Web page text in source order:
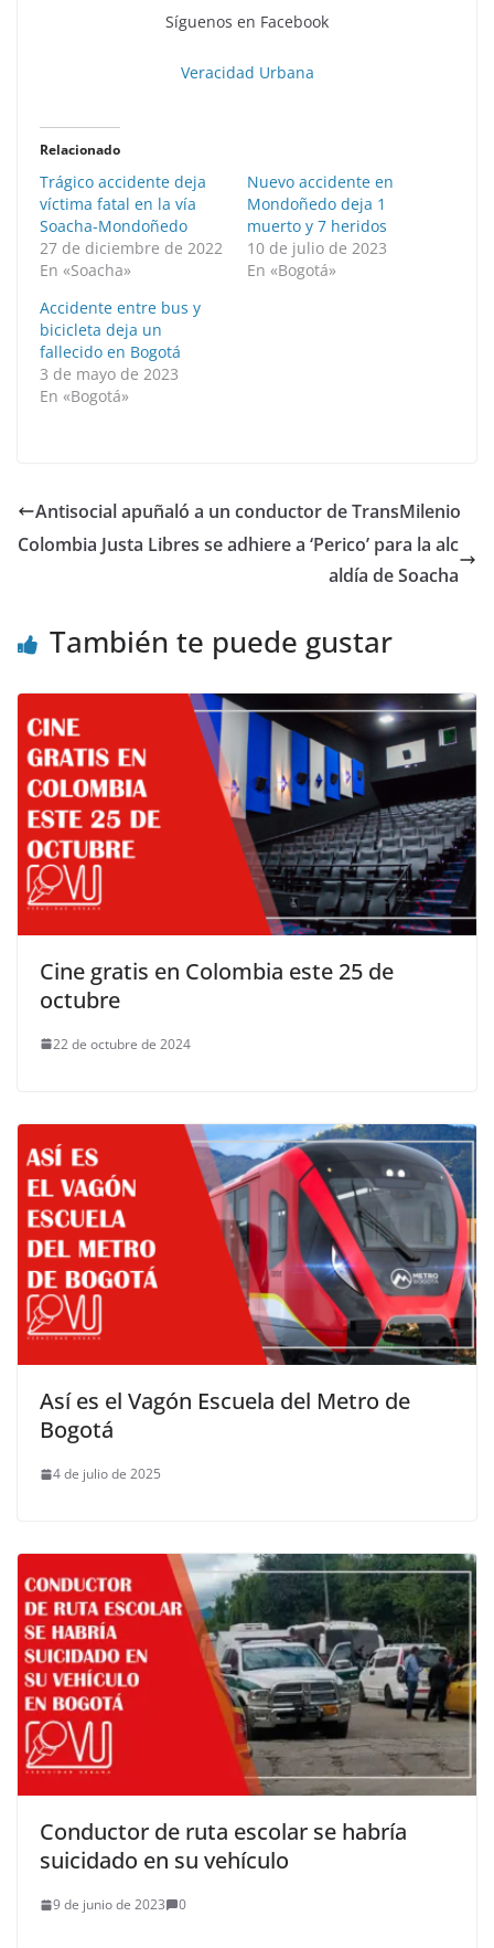
Síguenos en Facebook
Veracidad Urbana
Relacionado
Trágico accidente deja
víctima fatal en la vía
Soacha-Mondoñedo
27 de diciembre de 2022
En «Soacha»
Nuevo accidente en
Mondoñedo deja 1
muerto y 7 heridos
10 de julio de 2023
En «Bogotá»
Accidente entre bus y
bicicleta deja un
fallecido en Bogotá
3 de mayo de 2023
En «Bogotá»
Antisocial apuñaló a un conductor de TransMilenio
Colombia Justa Libres se adhiere a ‘Perico’ para la alc
aldía de Soacha
También te puede gustar
Cine gratis en Colombia este 25 de
octubre
22 de octubre de 2024
Así es el Vagón Escuela del Metro de
Bogotá
4 de julio de 2025
Conductor de ruta escolar se habría
suicidado en su vehículo
9 de junio de 2023 0